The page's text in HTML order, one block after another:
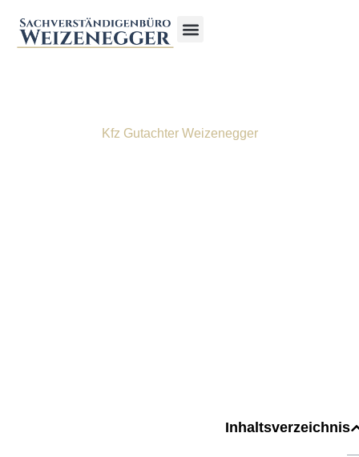
Kfz Gutachter Weizenegger
Inhaltsverzeichnis